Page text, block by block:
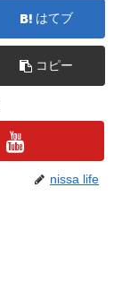
はてブ
コピー
nissa life